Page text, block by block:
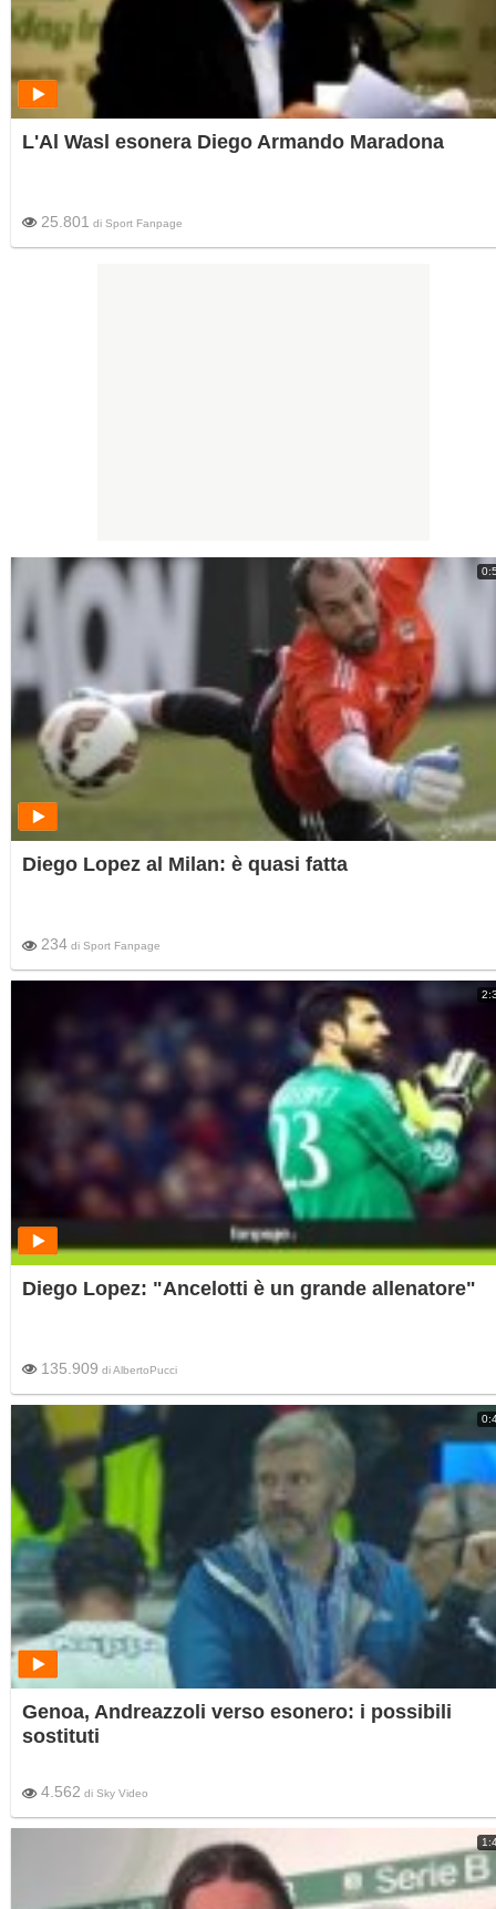
L'Al Wasl esonera Diego Armando Maradona
25.801 di Sport Fanpage
Diego Lopez al Milan: è quasi fatta
234 di Sport Fanpage
Diego Lopez: "Ancelotti è un grande allenatore"
135.909 diAlbertoPucci
Genoa, Andreazzoli verso esonero: i possibili
sostituti
4.562 di Sky Video